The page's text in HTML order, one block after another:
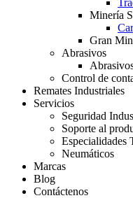
Minería
Gran
Abrasivos
Control de
Remates Industriales
Servicios
Seguridad
Soporte al
Especialidades
Neumáticos
Marcas
Blog
Contáctenos